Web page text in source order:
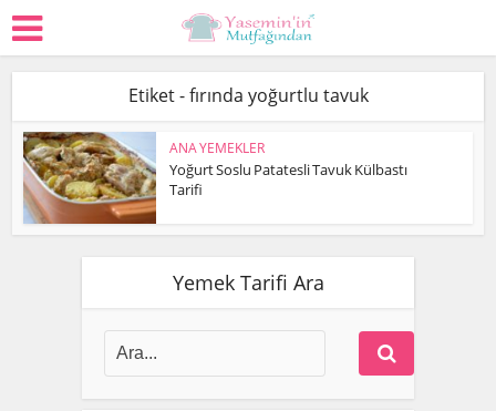
Etiket - fırında yoğurtlu tavuk
ANA YEMEKLER
Yoğurt Soslu Patatesli Tavuk Külbastı
Tarifi
Yemek Tarifi Ara